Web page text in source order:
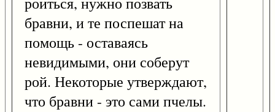
бравни, и те поспешат на
помощь - оставаясь
невидимыми, они соберут
рой. Некоторые утверждают,
что бравни - это сами пчелы.